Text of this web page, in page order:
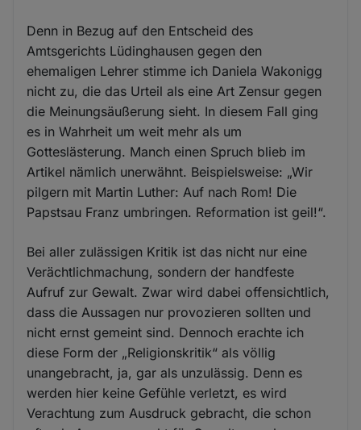
Denn in Bezug auf den Entscheid des
Amtsgerichts Lüdinghausen gegen den
ehemaligen Lehrer stimme ich Daniela Wakonigg
nicht zu, die das Urteil als eine Art Zensur gegen
die Meinungsäußerung sieht. In diesem Fall ging
es in Wahrheit um weit mehr als um
Gotteslästerung. Manch einen Spruch blieb im
Artikel nämlich unerwähnt. Beispielsweise: „Wir
pilgern mit Martin Luther: Auf nach Rom! Die
Papstsau Franz umbringen. Reformation ist geil!“.
Bei aller zulässigen Kritik ist das nicht nur eine
Verächtlichmachung, sondern der handfeste
Aufruf zur Gewalt. Zwar wird dabei offensichtlich,
dass die Aussagen nur provozieren sollten und
nicht ernst gemeint sind. Dennoch erachte ich
diese Form der „Religionskritik“ als völlig
unangebracht, ja, gar als unzulässig. Denn es
werden hier keine Gefühle verletzt, es wird
Verachtung zum Ausdruck gebracht, die schon